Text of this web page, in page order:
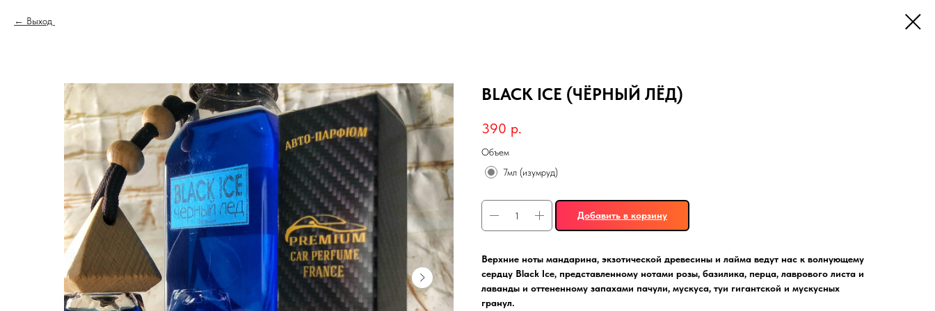
Выход
BLACK ICE (ЧЁРНЫЙ ЛЁД)
390 р.
Объем
7мл (изумруд)
Добавить в корзину
Верхние ноты мандарина, экзотической древесины и лайма ведут нас к волнующему
сердцу Black Ice, представленному нотами розы, базилика, перца, лаврового листа и
лаванды и оттененному запахами пачули, мускуса, туи гигантской и мускусных
гранул.